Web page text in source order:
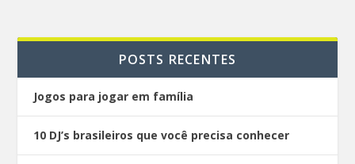
POSTS RECENTES
Jogos para jogar em família
10 DJ’s brasileiros que você precisa conhecer